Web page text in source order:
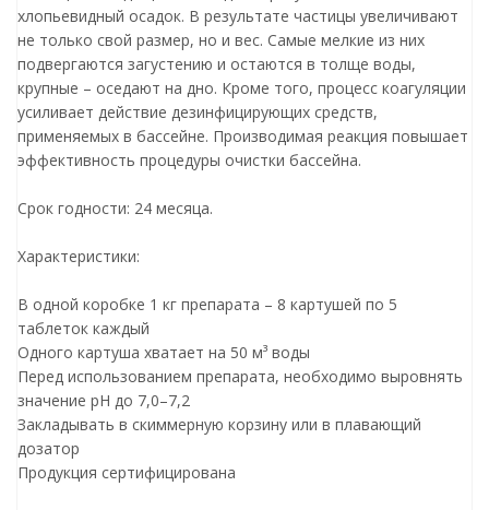
хлопьевидный осадок. В результате частицы увеличивают
не только свой размер, но и вес. Самые мелкие из них
подвергаются загустению и остаются в толще воды,
крупные – оседают на дно. Кроме того, процесс коагуляции
усиливает действие дезинфицирующих средств,
применяемых в бассейне. Производимая реакция повышает
эффективность процедуры очистки бассейна.
Срок годности: 24 месяца.
Характеристики:
В одной коробке 1 кг препарата – 8 картушей по 5
таблеток каждый
Одного картуша хватает на 50 м³ воды
Перед использованием препарата, необходимо выровнять
значение pH до 7,0–7,2
Закладывать в скиммерную корзину или в плавающий
дозатор
Продукция сертифицирована